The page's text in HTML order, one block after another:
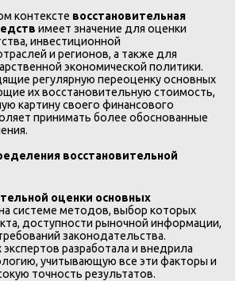
контексте восстановительная
имеет значение для оценки
инвестиционной
и регионов, а также для
экономической политики.
регулярную переоценку основных
их восстановительную стоимость,
картину своего финансового
принимать более обоснованные
восстановительной
оценки основных
системе методов, выбор которых
доступности рыночной информации,
законодательства.
разработала и внедрила
учитывающую все эти факторы и
точность результатов.